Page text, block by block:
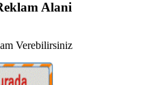
Alani
Verebilirsiniz